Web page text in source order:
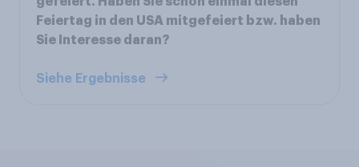
Feiertag in den USA mitgefeiert bzw. haben
Sie Interesse daran?
Siehe Ergebnisse